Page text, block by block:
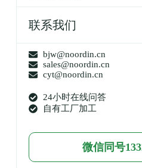
联系我们
bjw@noordin.cn
sales@noordin.cn
cyt@noordin.cn
24小时在线问答
自有工厂加工
微信同号